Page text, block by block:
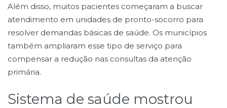
Além disso, muitos pacientes começaram a buscar
atendimento em unidades de pronto-socorro para
resolver demandas básicas de saúde. Os municípios
também ampliaram esse tipo de serviço para
compensar a redução nas consultas da atenção
primária.
Sistema de saúde mostrou